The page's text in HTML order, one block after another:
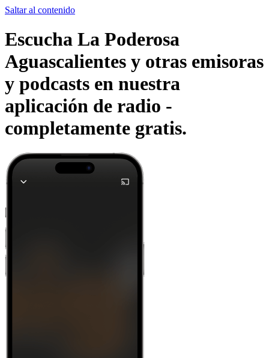
Saltar al contenido
Escucha La Poderosa
Aguascalientes y otras emisoras
y podcasts en nuestra
aplicación de radio -
completamente gratis.